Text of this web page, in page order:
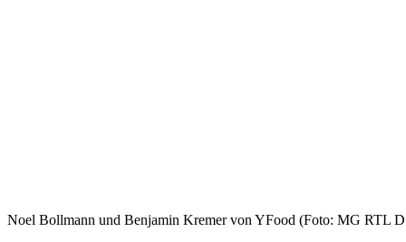
Noel Bollmann und Benjamin Kremer von YFood (Foto: MG RTL